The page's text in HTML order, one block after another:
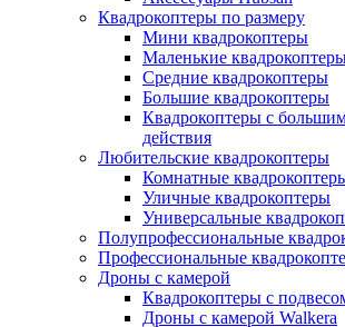
Квадрокоптеры по размеру
Мини квадрокоптеры
Маленькие
Средние квадрокоптеры
Большие квадрокоптеры
Квадрокоптеры с
действия
Любительские квадрокоптеры
Комнатные
Уличные квадрокоптеры
Универсальные
Полупрофессиональные
Профессиональные
Дроны с камерой
Квадрокоптеры с
Дроны с камерой Walkera